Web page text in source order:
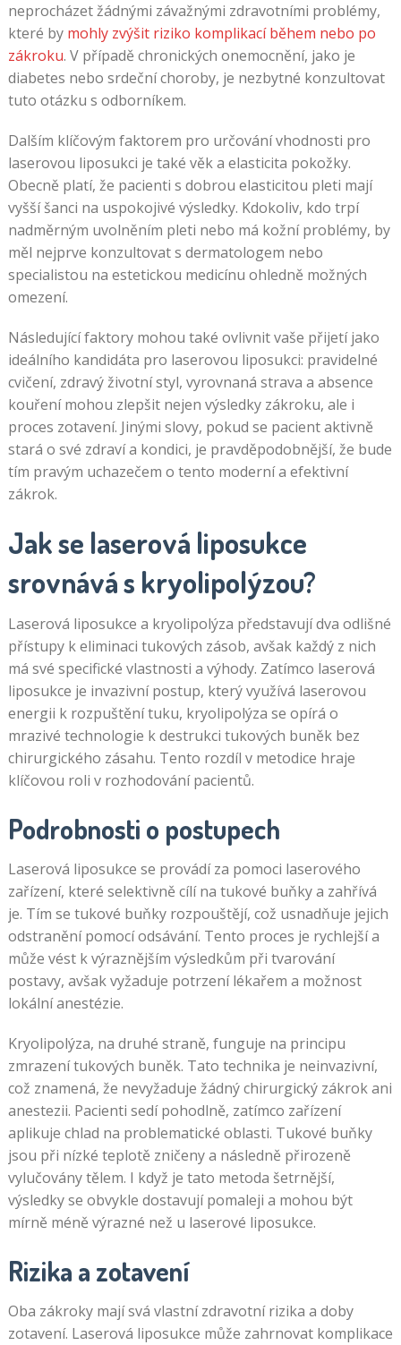
neprocházet žádnými závažnými zdravotními problémy,
které by mohly zvýšit riziko komplikací během nebo po
zákroku. V případě chronických onemocnění, jako je
diabetes nebo srdeční choroby, je nezbytné konzultovat
tuto otázku s odborníkem.
Dalším klíčovým faktorem pro určování vhodnosti pro
laserovou liposukci je také věk a elasticita pokožky.
Obecně platí, že pacienti s dobrou elasticitou pleti mají
vyšší šanci na uspokojivé výsledky. Kdokoliv, kdo trpí
nadměrným uvolněním pleti nebo má kožní problémy, by
měl nejprve konzultovat s dermatologem nebo
specialistou na estetickou medicínu ohledně možných
omezení.
Následující faktory mohou také ovlivnit vaše přijetí jako
ideálního kandidáta pro laserovou liposukci: pravidelné
cvičení, zdravý životní styl, vyrovnaná strava a absence
kouření mohou zlepšit nejen výsledky zákroku, ale i
proces zotavení. Jinými slovy, pokud se pacient aktivně
stará o své zdraví a kondici, je pravděpodobnější, že bude
tím pravým uchazečem o tento moderní a efektivní
zákrok.
Jak se laserová liposukce
srovnává s kryolipolýzou?
Laserová liposukce a kryolipolýza představují dva odlišné
přístupy k eliminaci tukových zásob, avšak každý z nich
má své specifické vlastnosti a výhody. Zatímco laserová
liposukce je invazivní postup, který využívá laserovou
energii k rozpuštění tuku, kryolipolýza se opírá o
mrazivé technologie k destrukci tukových buněk bez
chirurgického zásahu. Tento rozdíl v metodice hraje
klíčovou roli v rozhodování pacientů.
Podrobnosti o postupech
Laserová liposukce se provádí za pomoci laserového
zařízení, které selektivně cílí na tukové buňky a zahřívá
je. Tím se tukové buňky rozpouštějí, což usnadňuje jejich
odstranění pomocí odsávání. Tento proces je rychlejší a
může vést k výraznějším výsledkům při tvarování
postavy, avšak vyžaduje potrzení lékařem a možnost
lokální anestézie.
Kryolipolýza, na druhé straně, funguje na principu
zmrazení tukových buněk. Tato technika je neinvazivní,
což znamená, že nevyžaduje žádný chirurgický zákrok ani
anestezii. Pacienti sedí pohodlně, zatímco zařízení
aplikuje chlad na problematické oblasti. Tukové buňky
jsou při nízké teplotě zničeny a následně přirozeně
vylučovány tělem. I když je tato metoda šetrnější,
výsledky se obvykle dostavují pomaleji a mohou být
mírně méně výrazné než u laserové liposukce.
Rizika a zotavení
Oba zákroky mají svá vlastní zdravotní rizika a doby
zotavení. Laserová liposukce může zahrnovat komplikace